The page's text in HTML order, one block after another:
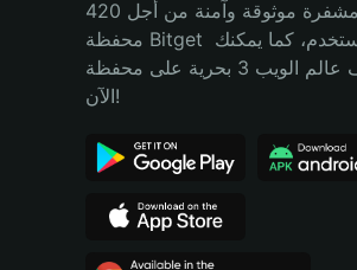
Bahasa Indonesia
Português (Brasil)
هل تبحث عن محفظة عملات مشفرة موثوقة وآمنة من أجل 420C؟ إنّ
محفظة Bitget خيارك الأفضل. حيث يثق بها 40 مليون مستخدم، كما يمكنك
استكشاف عالم الويب 3 بحرية على محفظة Bitget Wallet. ابدأ رحلتك
الآن!